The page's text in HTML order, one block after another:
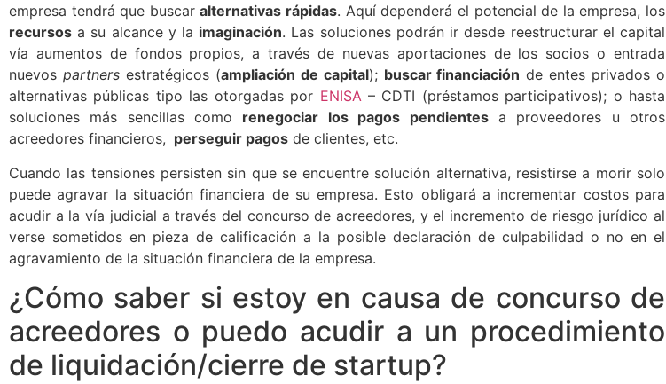
empresa tendrá que buscaralternativas rápidas. Aquí dependerá el potencial de la empresa, los
recursos a su alcance y la imaginación. Las soluciones podrán ir desde reestructurar el capital
vía aumentos de fondos propios, a través de nuevas aportaciones de los socios o entrada
nuevos partnersestratégicos (ampliación de capital); buscar financiación de entes privados o
alternativas públicas tipo las otorgadas por ENISA– CDTI (préstamos participativos); o hasta
soluciones más sencillas como renegociar los pagos pendientesa proveedores u otros
acreedores financieros, perseguir pagos de clientes, etc.
Cuando las tensiones persisten sin que se encuentre solución alternativa, resistirse a morir solo
puede agravar la situación financiera de su empresa. Esto obligará a incrementar costos para
acudir a la vía judicial a través del concurso de acreedores, y el incremento de riesgo jurídico al
verse sometidos en pieza de calificación a la posible declaración de culpabilidad o no en el
agravamiento de la situación financiera de la empresa.
¿Cómo saber si estoy en causa de concurso de
acreedores o puedo acudir a un procedimiento
de liquidación/cierre de startup?